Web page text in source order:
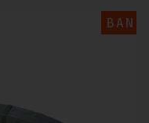
BAN